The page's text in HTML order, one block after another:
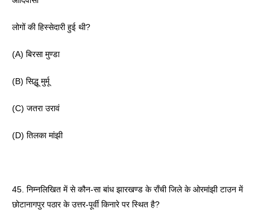
लोगों की हिस्सेदारी हुई थी?
(A) बिरसा मुण्डा
(B) सिद्धू मुर्मू
(C) जतरा उरावं
(D) तिलका मांझी
45. निम्नलिखित में से कौन-सा बांध झारखण्ड के राँची जिले के ओरमांझी टाउन में
छोटानागपुर पठार के उत्तर-पूर्वी किनारे पर स्थित है?